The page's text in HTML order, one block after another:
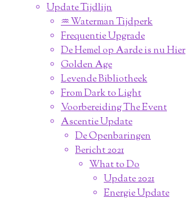
Update Tijdlijn
♒︎ Waterman Tijdperk
Frequentie Upgrade
De Hemel op Aarde is nu Hier
Golden Age
Levende Bibliotheek
From Dark to Light
Voorbereiding The Event
Ascentie Update
De Openbaringen
Bericht 2021
What to Do
Update 2021
Energie Update